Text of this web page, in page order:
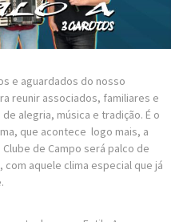
e aguardados do nosso
reunir associados, familiares e
alegria, música e tradição. É o
que acontece logo mais, a
de Campo será palco de
com aquele clima especial que já